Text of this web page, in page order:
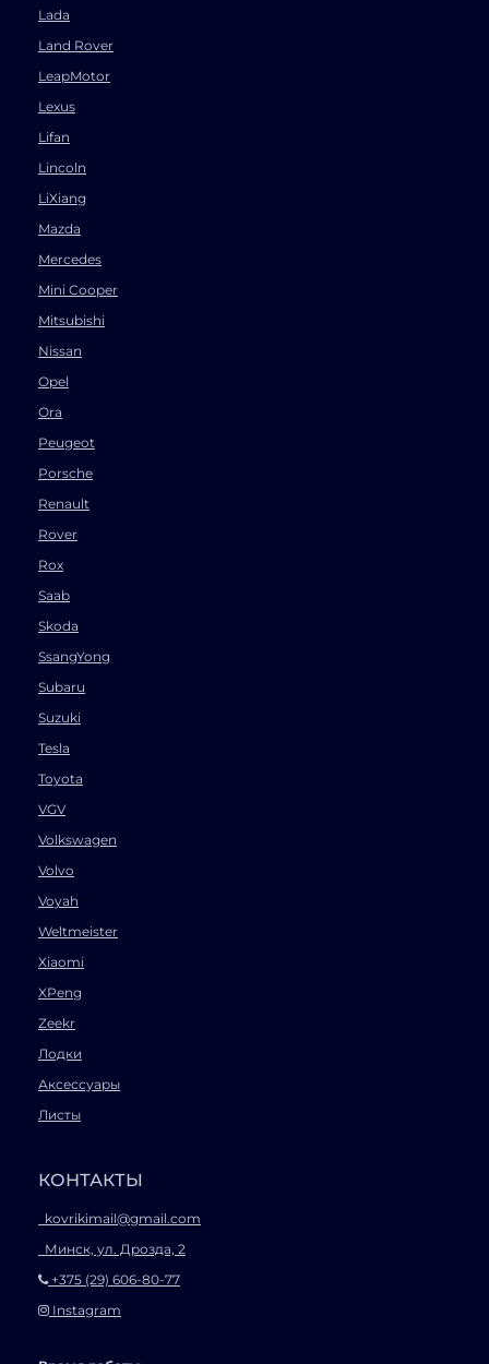
Lada
Land Rover
LeapMotor
Lexus
Lifan
Lincoln
LiXiang
Mazda
Mercedes
Mini Cooper
Mitsubishi
Nissan
Opel
Ora
Peugeot
Porsche
Renault
Rover
Rox
Saab
Skoda
SsangYong
Subaru
Suzuki
Tesla
Toyota
VGV
Volkswagen
Volvo
Voyah
Weltmeister
Xiaomi
XPeng
Zeekr
Лодки
Аксессуары
Листы
КОНТАКТЫ
kovrikimail@gmail.com
Минск, ул. Дрозда, 2
+375 (29) 606-80-77
Instagram